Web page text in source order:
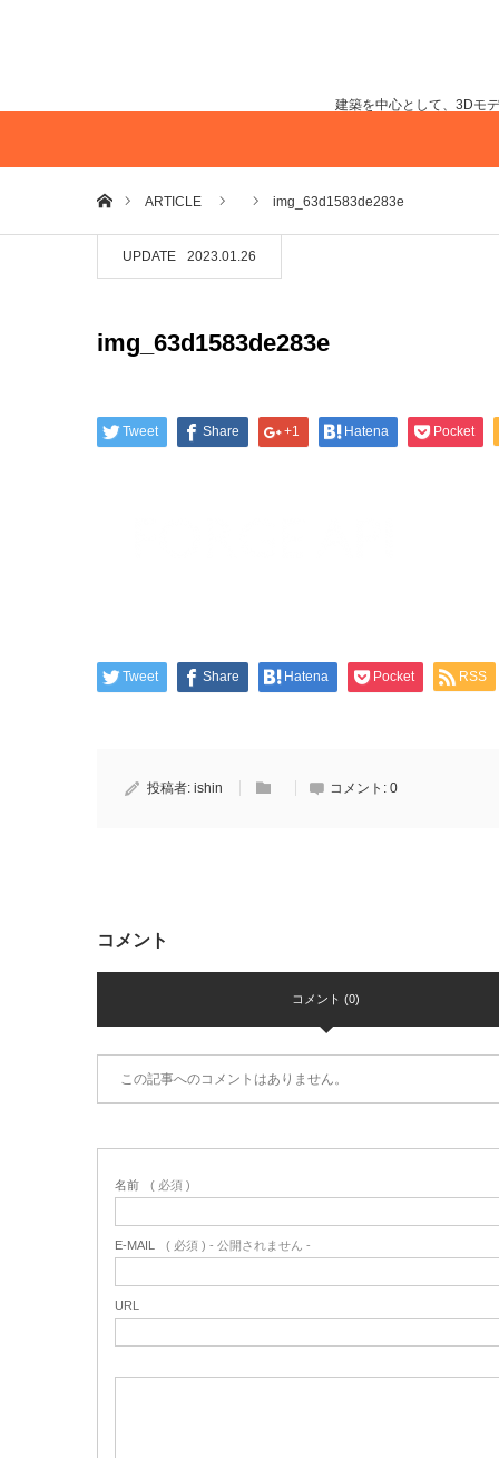
建築を中心として、3Dモ
ホームARTICLE img_63d1583de283e
UPDATE 2023.01.26
img_63d1583de283e
Tweet Share +1 Hatena Pocket
Tweet Share Hatena Pocket RSS
投稿者: ishin コメント: 0
コメント
コメント (0)
この記事へのコメントはありません。
名前 ( 必須 )
E-MAIL ( 必須 ) - 公開されません -
URL